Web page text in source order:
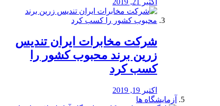
اکتبر 21, 2019
شرکت مخابرات ایران تندیس
زرین برند محبوب کشور را
کسب کرد
اکتبر 19, 2019
آزمایشگاه ها